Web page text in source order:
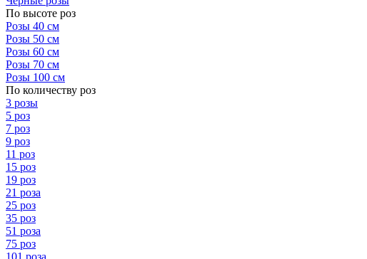
По высоте роз
Розы 40 см
Розы 50 см
Розы 60 см
Розы 70 см
Розы 100 см
По количеству роз
3 розы
5 роз
7 роз
9 роз
11 роз
15 роз
19 роз
21 роза
25 роз
35 роз
51 роза
75 роз
101 роза